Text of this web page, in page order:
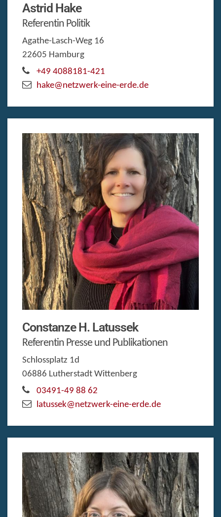
Astrid Hake
Referentin Politik
Agathe-Lasch-Weg 16
22605 Hamburg
+49 4088181-421
hake@netzwerk-eine-erde.de
ConstanzeH. Latussek
Referentin Presse und Publikationen
Schlossplatz 1d
06886 Lutherstadt Wittenberg
03491-49 88 62
latussek@netzwerk-eine-erde.de